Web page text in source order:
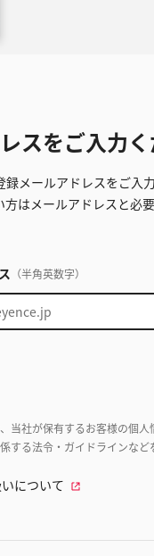
スをご入力
メールアドレスをご入力
はメールアドレスと必
（半角英数字）
当社が保有するお客様の個人
する法令・ガイドラインなど
について